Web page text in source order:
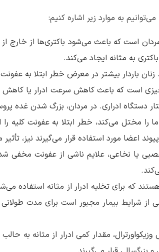
به موارد زیر اشاره کنیم:
مردان است که باعث می‌شود باکتری‌ها از خارج
به مثانه ایجاد می‌کند.
زنان باردار بیشتر در معرض خطر ابتلا به
است که باعث کاهش سرعت ادرار یا کاهش
دستگاه ادراری. در مردان، بزرگ شدن غده
اعضا مورد استفاده قرار می‌گیرند نیز،
یا نخاعی، علایم ناشی از عفونت مخفی
که برای تخلیه ادرار از مثانه استفاده
شرایط بیمار مجبور است برای مدت طولانی
مقدار کمی ادرار از مثانه به